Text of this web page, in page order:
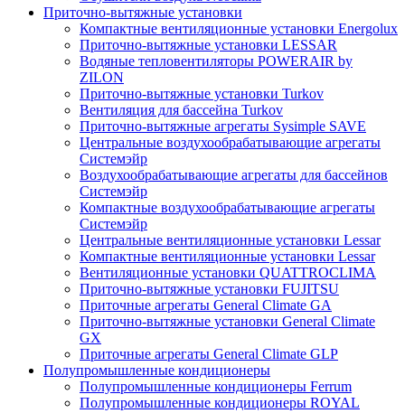
Приточно-вытяжные установки
Компактные вентиляционные установки Energolux
Приточно-вытяжные установки LESSAR
Водяные тепловентиляторы POWERAIR by
ZILON
Приточно-вытяжные установки Turkov
Вентиляция для бассейна Turkov
Приточно-вытяжные агрегаты Sysimple SAVE
Центральные воздухообрабатывающие агрегаты
Системэйр
Воздухообрабатывающие агрегаты для бассейнов
Системэйр
Компактные воздухообрабатывающие агрегаты
Системэйр
Центральные вентиляционные установки Lessar
Компактные вентиляционные установки Lessar
Вентиляционные установки QUATTROCLIMA
Приточно-вытяжные установки FUJITSU
Приточные агрегаты General Climate GA
Приточно-вытяжные установки General Climate
GX
Приточные агрегаты General Climate GLP
Полупромышленные кондиционеры
Полупромышленные кондиционеры Ferrum
Полупромышленные кондиционеры ROYAL